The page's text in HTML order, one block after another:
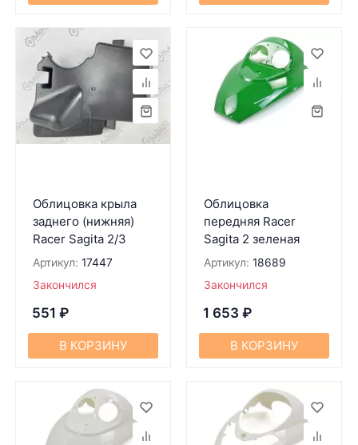
Облицовка крыла
заднего (нижняя)
Racer Sagita 2/3
Артикул: 17447
Закончился
551 ₽
В КОРЗИНУ
Облицовка
передняя Racer
Sagita 2 зеленая
Артикул: 18689
Закончился
1 653 ₽
В КОРЗИНУ